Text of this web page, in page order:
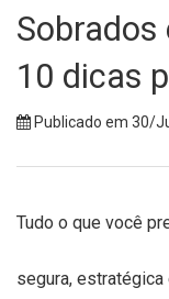
Sobrados
10 dicas
Publicado em 30/
Tudo o que você
segura,